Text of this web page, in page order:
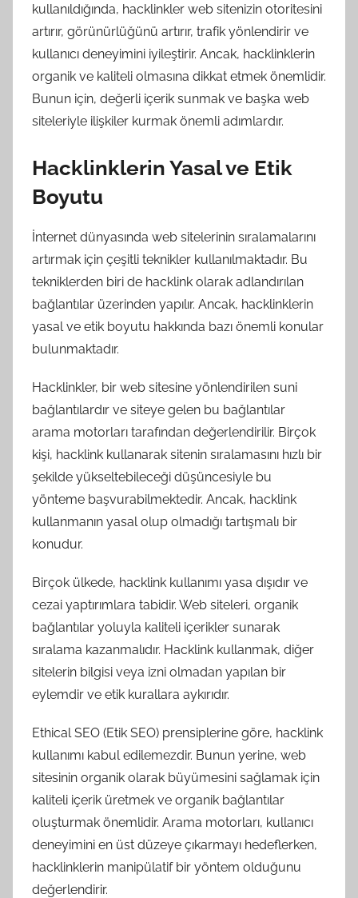
kullanıldığında, hacklinkler web sitenizin otoritesini
artırır, görünürlüğünü artırır, trafik yönlendirir ve
kullanıcı deneyimini iyileştirir. Ancak, hacklinklerin
organik ve kaliteli olmasına dikkat etmek önemlidir.
Bunun için, değerli içerik sunmak ve başka web
siteleriyle ilişkiler kurmak önemli adımlardır.
Hacklinklerin Yasal ve Etik
Boyutu
İnternet dünyasında web sitelerinin sıralamalarını
artırmak için çeşitli teknikler kullanılmaktadır. Bu
tekniklerden biri de hacklink olarak adlandırılan
bağlantılar üzerinden yapılır. Ancak, hacklinklerin
yasal ve etik boyutu hakkında bazı önemli konular
bulunmaktadır.
Hacklinkler, bir web sitesine yönlendirilen suni
bağlantılardır ve siteye gelen bu bağlantılar
arama motorları tarafından değerlendirilir. Birçok
kişi, hacklink kullanarak sitenin sıralamasını hızlı bir
şekilde yükseltebileceği düşüncesiyle bu
yönteme başvurabilmektedir. Ancak, hacklink
kullanmanın yasal olup olmadığı tartışmalı bir
konudur.
Birçok ülkede, hacklink kullanımı yasa dışıdır ve
cezai yaptırımlara tabidir. Web siteleri, organik
bağlantılar yoluyla kaliteli içerikler sunarak
sıralama kazanmalıdır. Hacklink kullanmak, diğer
sitelerin bilgisi veya izni olmadan yapılan bir
eylemdir ve etik kurallara aykırıdır.
Ethical SEO (Etik SEO) prensiplerine göre, hacklink
kullanımı kabul edilemezdir. Bunun yerine, web
sitesinin organik olarak büyümesini sağlamak için
kaliteli içerik üretmek ve organik bağlantılar
oluşturmak önemlidir. Arama motorları, kullanıcı
deneyimini en üst düzeye çıkarmayı hedeflerken,
hacklinklerin manipülatif bir yöntem olduğunu
değerlendirir.